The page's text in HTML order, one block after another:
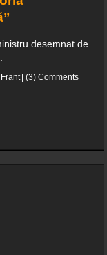
desemnat de
(3) Comments